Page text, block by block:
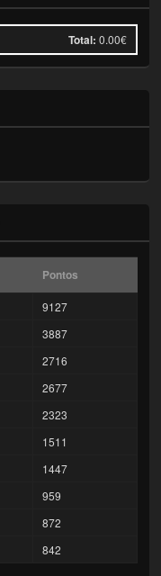
Total: 0.00€
Pontos
9127
3887
2716
2677
2323
1511
1447
959
872
842